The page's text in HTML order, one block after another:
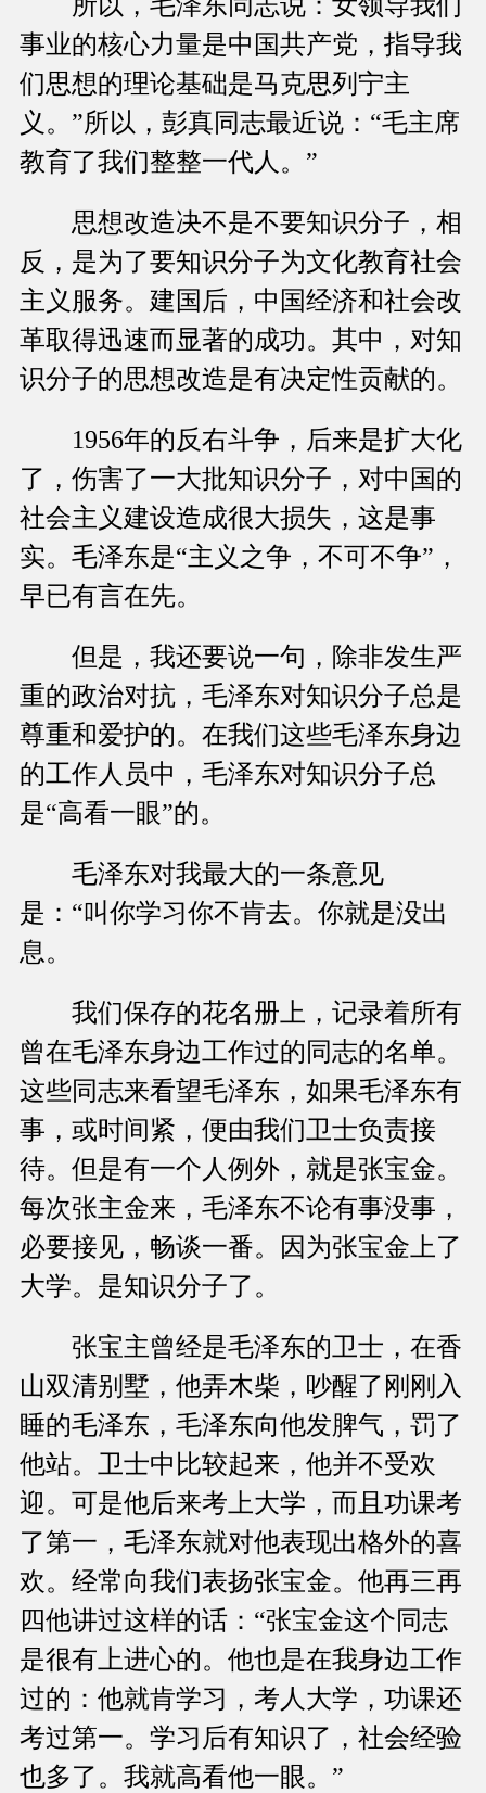
事业的核心力量是中国共产党，指导我
们思想的理论基础是马克思列宁主
义。”所以，彭真同志最近说：“毛主席
教育了我们整整一代人。”
思想改造决不是不要知识分子，相
反，是为了要知识分子为文化教育社会
主义服务。建国后，中国经济和社会改
革取得迅速而显著的成功。其中，对知
识分子的思想改造是有决定性贡献的。
1956年的反右斗争，后来是扩大化
了，伤害了一大批知识分子，对中国的
社会主义建设造成很大损失，这是事
实。毛泽东是“主义之争，不可不争”，
早已有言在先。
但是，我还要说一句，除非发生严
重的政治对抗，毛泽东对知识分子总是
尊重和爱护的。在我们这些毛泽东身边
的工作人员中，毛泽东对知识分子总
是“高看一眼”的。
毛泽东对我最大的一条意见
是：“叫你学习你不肯去。你就是没出
息。
我们保存的花名册上，记录着所有
曾在毛泽东身边工作过的同志的名单。
这些同志来看望毛泽东，如果毛泽东有
事，或时间紧，便由我们卫士负责接
待。但是有一个人例外，就是张宝金。
每次张主金来，毛泽东不论有事没事，
必要接见，畅谈一番。因为张宝金上了
大学。是知识分子了。
张宝主曾经是毛泽东的卫士，在香
山双清别墅，他弄木柴，吵醒了刚刚入
睡的毛泽东，毛泽东向他发脾气，罚了
他站。卫士中比较起来，他并不受欢
迎。可是他后来考上大学，而且功课考
了第一，毛泽东就对他表现出格外的喜
欢。经常向我们表扬张宝金。他再三再
四他讲过这样的话：“张宝金这个同志
是很有上进心的。他也是在我身边工作
过的：他就肯学习，考人大学，功课还
考过第一。学习后有知识了，社会经验
也多了。我就高看他一眼。”